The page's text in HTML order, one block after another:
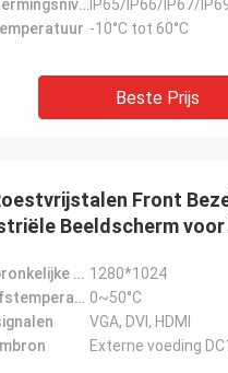
geweest.Beschermingsniveau IP65/IP66/IP67/
-10°C tot 60°C
Beste Prijs
Front
Beeldscherm
Oorspronkelijke resolutie/kleuren 1280*1024
Bedrijfstemperatuur 0~50°C
VGA, DVI, HDMI
Externe voeding